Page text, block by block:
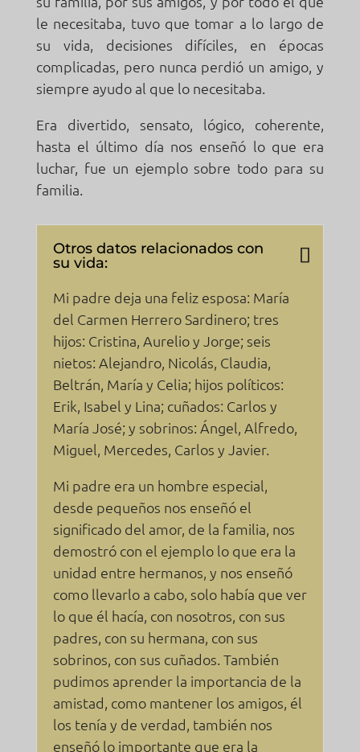
le necesitaba, tuvo que tomar a lo largo de
su vida, decisiones difíciles, en épocas
complicadas, pero nunca perdió un amigo, y
siempre ayudo al que lo necesitaba.
Era divertido, sensato, lógico, coherente,
hasta el último día nos enseñó lo que era
luchar, fue un ejemplo sobre todo para su
familia.
Otros datos relacionados con
su vida:
Mi padre deja una feliz esposa: María
del Carmen Herrero Sardinero; tres
hijos: Cristina, Aurelio y Jorge; seis
nietos: Alejandro, Nicolás, Claudia,
Beltrán, María y Celia; hijos políticos:
Erik, Isabel y Lina; cuñados: Carlos y
María José; y sobrinos: Ángel, Alfredo,
Miguel, Mercedes, Carlos y Javier.
Mi padre era un hombre especial,
desde pequeños nos enseñó el
significado del amor, de la familia, nos
demostró con el ejemplo lo que era la
unidad entre hermanos, y nos enseñó
como llevarlo a cabo, solo había que ver
lo que él hacía, con nosotros, con sus
padres, con su hermana, con sus
sobrinos, con sus cuñados. También
pudimos aprender la importancia de la
amistad, como mantener los amigos, él
los tenía y de verdad, también nos
enseñó lo importante que era la